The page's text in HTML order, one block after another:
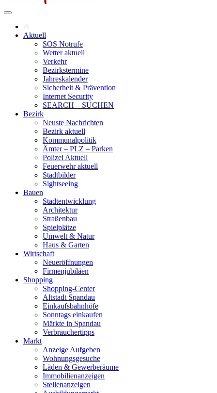
Aktuell
SOS Notrufe
Wetter aktuell
Verkehr
Bezirkstermine
Jahreskalender
Sicherheit & Prävention
Internet Security
SEARCH – SUCHEN
Bezirk
Neuste Nachrichten
Bezirk aktuell
Kommunalpolitik
Ämter – PLZ – Parken
Polizei Aktuell
Feuerwehr aktuell
Stadtbilder
Sightseeing
Bauen
Stadtentwicklung
Architektur
Straßenbau
Spielplätze
Umwelt & Natur
Haus & Garten
Wirtschaft
Neueröffnungen
Firmenjubiläen
Shopping
Shopping-Center
Altstadt Spandau
Einkaufsbahnhöfe
Sonntags einkaufen
Märkte in Spandau
Verbrauchertipps
Markt
Anzeige Aufgeben
Wohnungsgesuche
Läden & Gewerberäume
Immobilienanzeigen
Stellenanzeigen